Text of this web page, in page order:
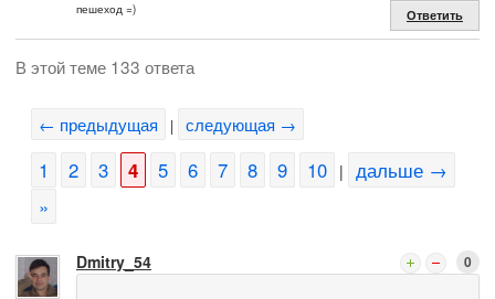
пешеход =) Ответить
В этой теме 133 ответа
← предыдущая | следующая →
1 2 3 4 5 6 7 8 9 10 |
дальше →
»
Dmitry_54 0